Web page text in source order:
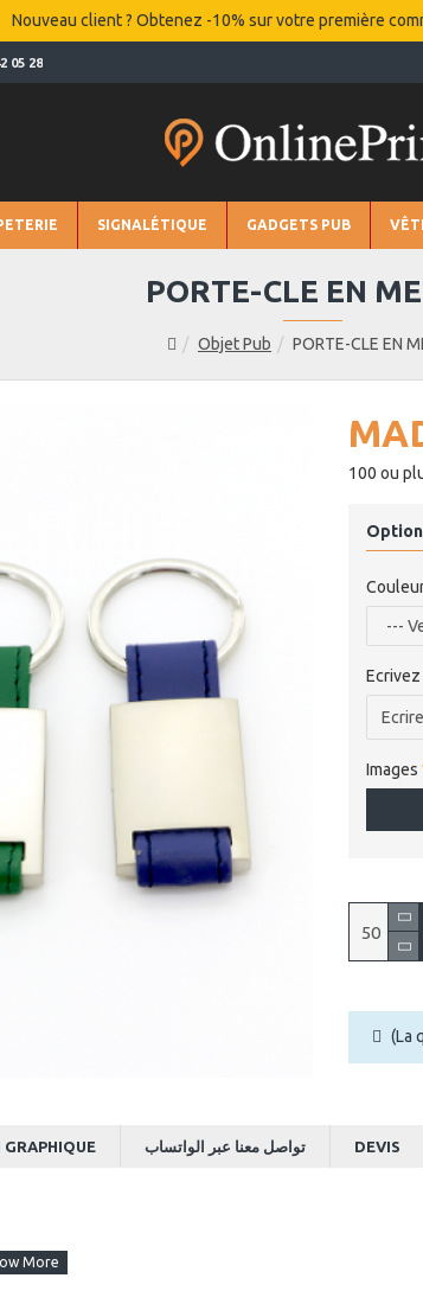
Nouveau client ? Obtenez -10% sur votre première
05 28
SIGNALÉTIQUE GADGETS PUB
Objet Pub PORTE-CLE EN
PORTE-CLE EN
100 ou
Images
(La
تواصل معنا عبر الواتساب DEVIS